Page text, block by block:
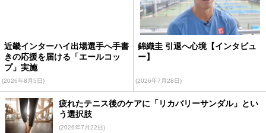
近畿インターハイ出場選手へ手書
きの応援を届ける「エールコッ
プ」実施
(2026年8月5日)
錦織圭 引退へ心境【インタビュ
ー】
(2026年7月28日)
疲れたテニス後のケアに「リカバリーサンダル」とい
う選択肢
(2026年7月22日)